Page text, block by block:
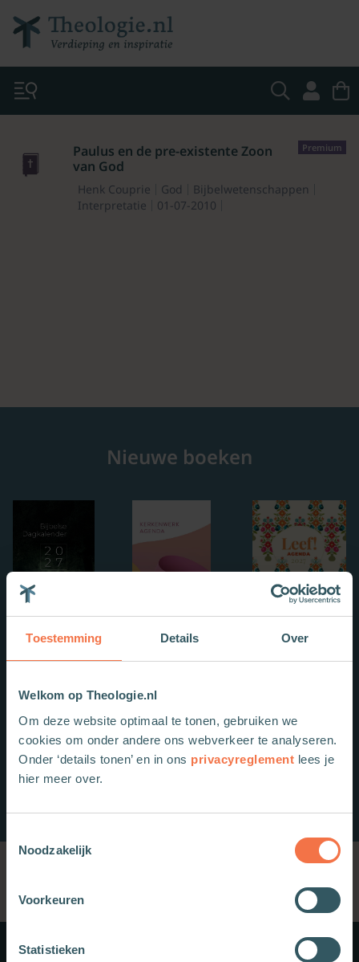
Toestemming Details Over
Welkom op Theologie.nl
Om deze website optimaal te tonen, gebruiken we
cookies om onder andere ons webverkeer te analyseren.
Onder ‘details tonen’ en in ons privacyreglement lees je
hier meer over.
Noodzakelijk
Voorkeuren
Statistieken
Premium
Paulus en de pre-existente Zoon
van God
Henk Couprie God
Bijbelwetenschappen
Interpretatie
01-07-2010
Nieuwe boeken